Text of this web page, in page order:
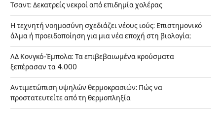
Τσαντ: Δεκατρείς νεκροί από επιδημία χολέρας
Η τεχνητή νοημοσύνη σχεδιάζει νέους ιούς: Επιστημονικό
άλμα ή προειδοποίηση για μια νέα εποχή στη βιολογία;
ΛΔ Κονγκό-Έμπολα: Τα επιβεβαιωμένα κρούσματα
ξεπέρασαν τα 4.000
Αντιμετώπιση υψηλών θερμοκρασιών: Πώς να
προστατευτείτε από τη θερμοπληξία